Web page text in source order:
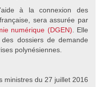
à la connexion des
sera assurée par
numérique (DGEN). Elle
dossiers de demande
polynésiennes.
ministres du 27 juillet 2016